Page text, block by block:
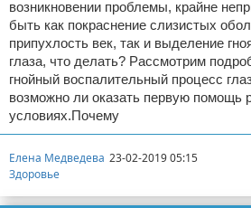
возникновении проблемы, крайне
быть как покраснение слизистых
припухлость век, так и выделение
глаза, что делать? Рассмотрим
гнойный воспалительный процесс
возможно ли оказать первую помощь
условиях.Почему
Елена Медведева 23-02-2019 05:15
Здоровье